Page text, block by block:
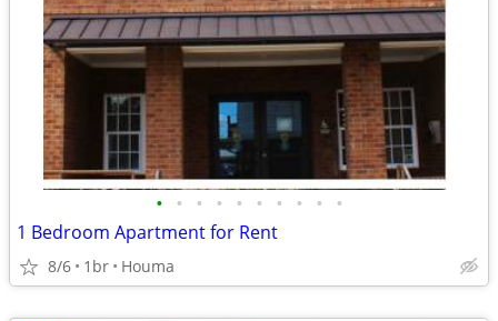
• • • • • • • • • •
1 Bedroom Apartment for Rent
8/6 1br Houma